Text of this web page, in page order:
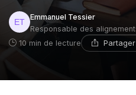
Emmanuel Tessier
Responsable des
10 min de lecture